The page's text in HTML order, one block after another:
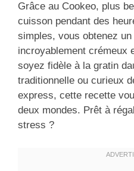
Grâce au Cookeo, plus
cuisson pendant des
simples, vous obtenez
incroyablement crémeux
soyez fidèle à la gratin
traditionnelle ou curieux
express, cette recette
deux mondes. Prêt à
stress ?